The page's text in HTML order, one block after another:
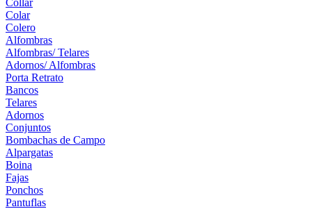
Collar
Colar
Colero
Alfombras
Alfombras/ Telares
Adornos/ Alfombras
Porta Retrato
Bancos
Telares
Adornos
Conjuntos
Bombachas de Campo
Alpargatas
Boina
Fajas
Ponchos
Pantuflas